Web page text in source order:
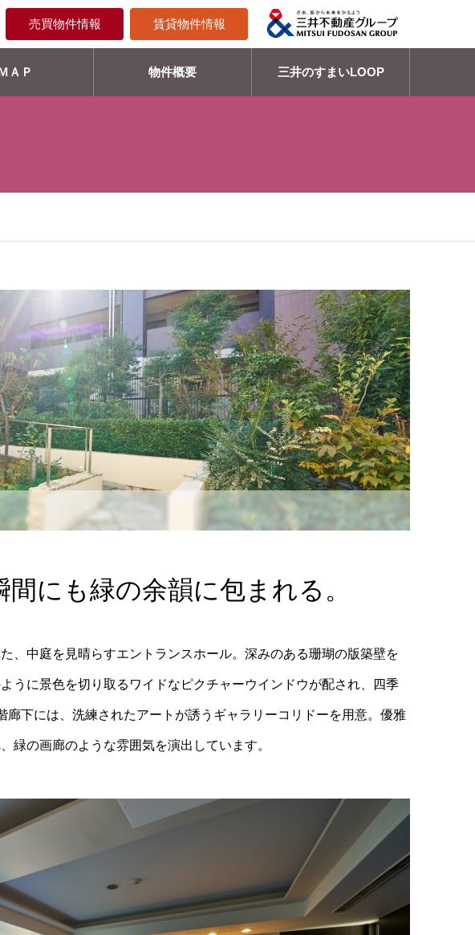
売買物件情報 賃貸物件情報
ＡＰ 物件概要 三井のすまいLOOP
にも緑の余韻に包まれる。
、中庭を見晴らすエントランスホール。深みのある珊瑚の版築壁を
うに景色を切り取るワイドなピクチャーウインドウが配され、四季
下には、洗練されたアートが誘うギャラリーコリドーを用意。優雅
緑の画廊のような雰囲気を演出しています。